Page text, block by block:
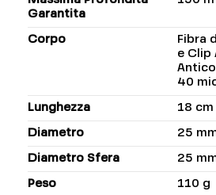
Garantita
Corpo
Fibra
e Clip
40
Lunghezza 18 cm
Diametro 25
Diametro Sfera 25
Peso 110 g